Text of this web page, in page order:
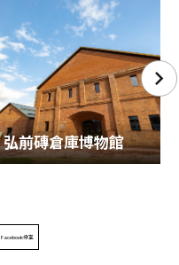
弘前磚倉庫博物館
Facebook分享